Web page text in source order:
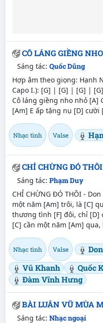
CÔ LÁNG GIỀNG
Sáng tác: Quốc Dũng
Hợp âm theo giọng: Hạnh
Capo I.): [G] | [G] | [G] |
Cô láng giềng nho nhỏ [A]
[Am] E ấp tặng nụ [D] cười
Nhạc tình Valse
CHỈ CHỪNG ĐÓ THÔI
Sáng tác: Phạm Duy
CHỈ CHỪNG ĐÓ THÔI -
một năm [Am] trôi, là [C]
thương tình [F] đôi, chỉ [D]
[C] cần một năm [Am]
Nhạc tình Valse
Vũ Khanh
Quốc
Đàm Vĩnh Hưng
BÀI LUÂN VŨ MÙA
Sáng tác: Nhạc ngoại